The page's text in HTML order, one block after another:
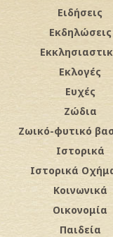
Ειδήσεις
Εκδηλώσεις
Εκλογές
Ευχές
Ζώδια
Ζωικό-φυτικό
Ιστορικά
Ιστορικά
Κοινωνικά
Οικονομία
Παιδεία